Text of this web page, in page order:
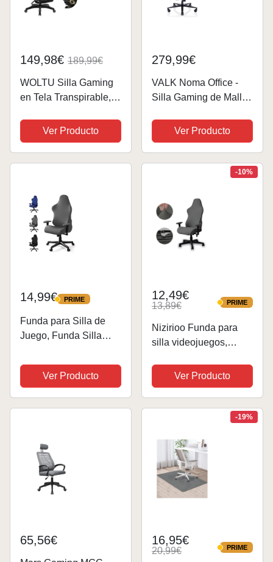
149,98€ 189,99€
WOLTU Silla Gaming
en Tela Transpirable,
Gamer con
Reposapiés, Sillón
Giratorio Videojuegos,
Cómodo para...
Ver Producto
279,99€
VALK Noma Office -
Silla Gaming de Malla
Oficina Ergonomica,
Reposabrazos 3D,
Mecanismo
Ver Producto
14,99€ PRIME
PRIME
Funda para Silla de
Juego, Funda Silla
Fundas para sillas
Oficina Lavable y
Silla Cubierta para
Ver Producto
-10%
12,49€
13,89€ PRIME
PRIME
Nizirioo Funda para
silla videojuegos,
oficina, color gris
oscuro, elástica, funda
para silla, silla de
Ver Producto
65,56€
-19%
16,95€
20,99€ PRIME
PRIME